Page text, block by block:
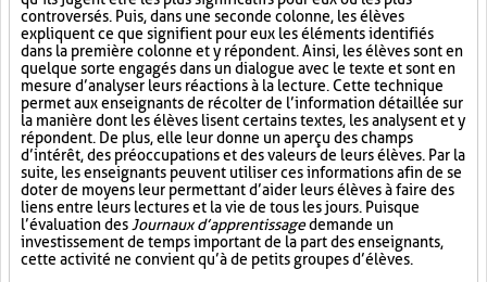
controversés. Puis, dans une seconde colonne, les élèves
expliquent ce que signifient pour eux les éléments identifiés
dans la première colonne et y répondent. Ainsi, les élèves sont en
quelque sorte engagés dans un dialogue avec le texte et sont en
mesure d’analyser leurs réactions à la lecture. Cette technique
permet aux enseignants de récolter de l’information détaillée sur
la manière dont les élèves lisent certains textes, les analysent et y
répondent. De plus, elle leur donne un aperçu des champs
d’intérêt, des préoccupations et des valeurs de leurs élèves. Par la
suite, les enseignants peuvent utiliser ces informations afin de se
doter de moyens leur permettant d’aider leurs élèves à faire des
liens entre leurs lectures et la vie de tous les jours. Puisque
l’évaluation des Journaux d’apprentissagedemande un
investissement de temps important de la part des enseignants,
cette activité ne convient qu’à de petits groupes d’élèves.